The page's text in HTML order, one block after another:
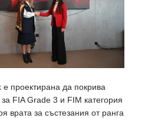
проектирана да покрива
за FIA Grade 3 и FIM категория
врата за състезания от ранга